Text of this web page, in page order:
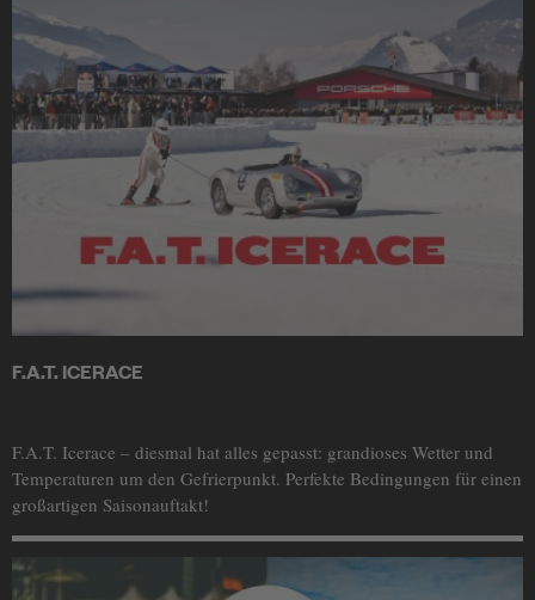
F.A.T. ICERACE
F.A.T. Icerace – diesmal hat alles gepasst: grandioses Wetter und
Temperaturen um den Gefrierpunkt. Perfekte Bedingungen für einen
großartigen Saisonauftakt!